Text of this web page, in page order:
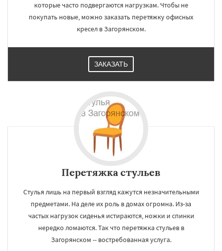
которые часто подвергаются нагрузкам. Чтобы не
покупать новые, можно заказать перетяжку офисных
кресел в Загорянском.
ЗАКАЗАТЬ
Перетяжка стульев
Стулья лишь на первый взгляд кажутся незначительными
предметами. На деле их роль в домах огромна. Из-за
частых нагрузок сиденья истираются, ножки и спинки
нередко ломаются. Так что перетяжка стульев в
Загорянском -- востребованная услуга.